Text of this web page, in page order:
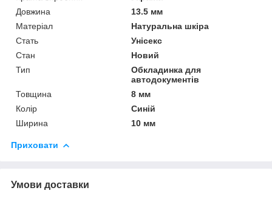
Довжина
13.5 мм
Матеріал
Натуральна шкіра
Стать
Унісекс
Стан
Новий
Тип
Обкладинка для
автодокументів
Товщина
8 мм
Колір
Синій
Ширина
10 мм
Приховати
Умови доставки